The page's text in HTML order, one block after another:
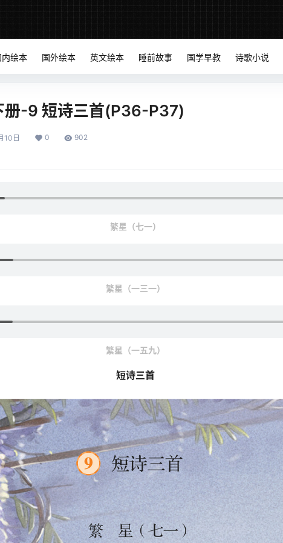
内绘本 国外绘本 英文绘本 睡前故事 国学早教 诗歌小说
册-9 短诗三首(P36-P37)
10日 0 902
繁星（七一）
繁星（一三一）
繁星（一五九）
短诗三首